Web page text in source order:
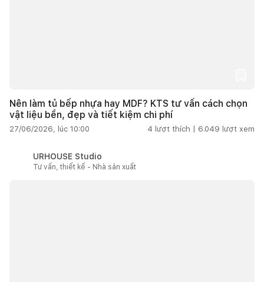
Nên làm tủ bếp nhựa hay MDF? KTS tư vấn cách chọn
vật liệu bền, đẹp và tiết kiệm chi phí
27/06/2026, lúc 10:00 4 lượt thích | 6.049 lượt xem
URHOUSE Studio
Tư vấn, thiết kế - Nhà sản xuất